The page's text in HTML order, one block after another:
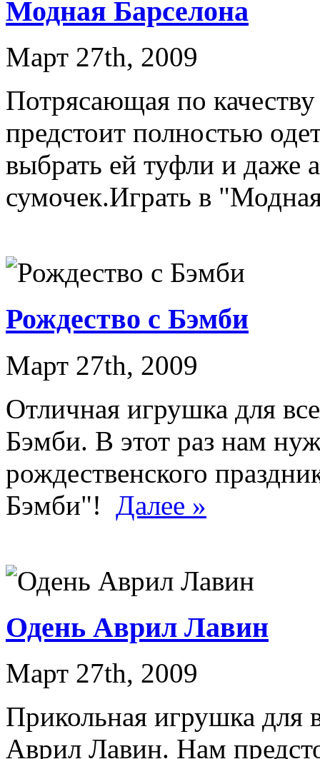
Модная Барселона
Март 27th, 2009
Потрясающая по
предстоит полностью
выбрать ей туфли и даже
сумочек.Играть в
Рождество с Бэмби
Март 27th, 2009
Отличная игрушка для
Бэмби. В этот раз нам
рождественского
Бэмби"! Далее »
Одень Аврил Лавин
Март 27th, 2009
Прикольная игрушка для
Аврил Лавин. Нам